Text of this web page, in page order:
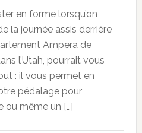
en forme lorsqu’on
la journée assis derrière
Ampera de
l’Utah, pourrait vous
: il vous permet en
pédalage pour
ou même un […]